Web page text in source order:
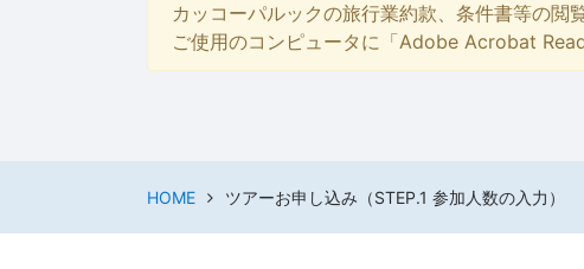
カッコーパルックの旅行業約款、条件書等の閲
ご使用のコンピュータに「Adobe Acrobat
HOME ツアーお申し込み（STEP.1 参加人数の入力）